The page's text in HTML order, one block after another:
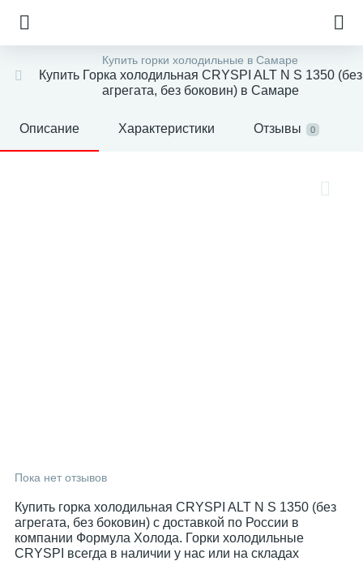
Купить горки холодильные в Самаре
Купить Горка холодильная CRYSPI ALT N S 1350 (без
агрегата, без боковин) в Самаре
Описание Характеристики Отзывы 0
Пока нет отзывов
Купить горка холодильная CRYSPI ALT N S 1350 (без
агрегата, без боковин) с доставкой по России в
компании Формула Холода. Горки холодильные
CRYSPI всегда в наличии у нас или на складах